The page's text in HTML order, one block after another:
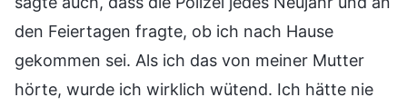
den Feiertagen fragte, ob ich nach Hause
gekommen sei. Als ich das von meiner Mutter
hörte, wurde ich wirklich wütend. Ich hätte nie